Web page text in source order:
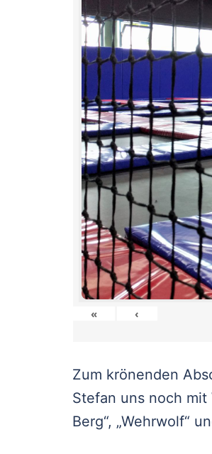
« ‹
Zum krönenden
Stefan uns noch mit
Berg“, „Wehrwolf“